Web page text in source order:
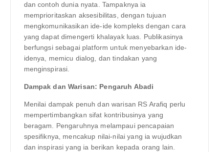
dan contoh dunia nyata. Tampaknya ia
memprioritaskan aksesibilitas, dengan tujuan
mengkomunikasikan ide-ide kompleks dengan cara
yang dapat dimengerti khalayak luas. Publikasinya
berfungsi sebagai platform untuk menyebarkan ide-
idenya, memicu dialog, dan tindakan yang
menginspirasi.
Dampak dan Warisan: Pengaruh Abadi
Menilai dampak penuh dan warisan RS Arafiq perlu
mempertimbangkan sifat kontribusinya yang
beragam. Pengaruhnya melampaui pencapaian
spesifiknya, mencakup nilai-nilai yang ia wujudkan
dan inspirasi yang ia berikan kepada orang lain.